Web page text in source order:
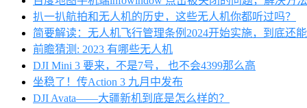
扒一扒航拍和无人机的历史，这些无人机你都听过吗？
简要解读：无人机飞行管理条例2024开始实施，到底还
前瞻猜测: 2023 有哪些无人机
DJI Mini 3 要来，不是7号， 也不会4399那么高
坐稳了！传Action 3 九月中发布
DJI Avata——大疆新机到底是怎么样的？